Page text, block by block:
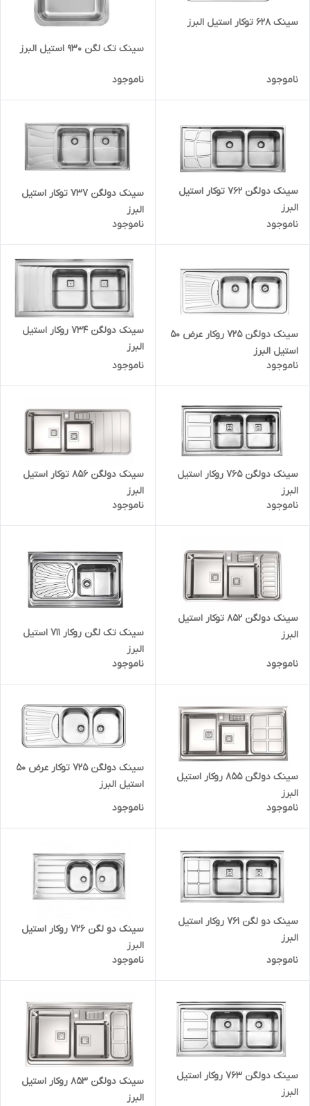
سینک 628 توکار استیل البرز
ناموجود
سینک تک لگن 930 استیل البرز
ناموجود
سینک دولگن 762 توکار استیل
البرز
ناموجود
سینک دولگن 737 توکار استیل
البرز
ناموجود
سینک دولگن 725 روکار عرض 50
استیل البرز
ناموجود
سینک دولگن 734 روکار استیل
البرز
ناموجود
سینک دولگن 765 روکار استیل
البرز
ناموجود
سینک دولگن 856 توکار استیل
البرز
ناموجود
سینک دولگن 852 توکار استیل
البرز
ناموجود
سینک تک لگن روکار 711 استیل
البرز
ناموجود
سینک دولگن 855 روکار استیل
البرز
ناموجود
سینک دولگن 725 توکار عرض 50
استیل البرز
ناموجود
سینک دو لگن 761 روکار استیل
البرز
ناموجود
سینک دو لگن 726 روکار استیل
البرز
ناموجود
سینک دولگن 763 روکار استیل
البرز
سینک دولگن 853 روکار استیل
البرز